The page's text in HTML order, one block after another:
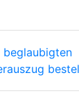
beglaubigten